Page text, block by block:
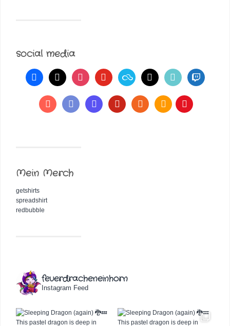
social media
Mein Merch
getshirts
spreadshirt
redbubble
feuerdracheneinhorn
Instagram Feed